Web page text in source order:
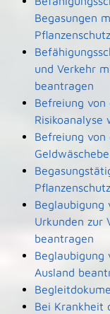
Begasungen
und Verkehr
beantragen
Befreiung
Risikoanalyse
Befreiung
Beglaubigung
Urkunden zur
beantragen
Beglaubigung
Ausland
Bei Krankheit